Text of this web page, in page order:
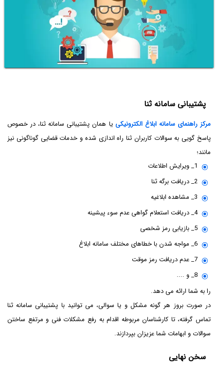
پشتیبانی سامانه ثنا
مرکز راهنمای سامانه ابلاغ الکترونیکی یا همان پشتیبانی سامانه ثنا، در خصوص
پاسخ گویی به سوالات کاربران ثنا راه اندازی شده و خدمات قضایی گوناگونی نیز
مانند؛
1_ ویرایش اطلاعات
2_ دریافت برگه ثنا
3_ مشاهده ابلاغیه
4_ دریافت استعلام گواهی عدم سوء پیشینه
5_ بازیابی رمز شخصی
6_ مواجه شدن با خطاهای مختلف سامانه ابلاغ
7_ عدم دریافت رمز موقت
8_ و ....
را به شما ارائه می دهد.
در صورت بروز هر گونه مشکل و یا سوالی، می توانید با پشتیبانی سامانه ثنا
تماس گرفته، تا کارشناسان مربوطه اقدام به رفع مشکلات فنی و مرتفع ساختن
سوالات و ابهامات شما عزیزان بپردازند.
سخن نهایی